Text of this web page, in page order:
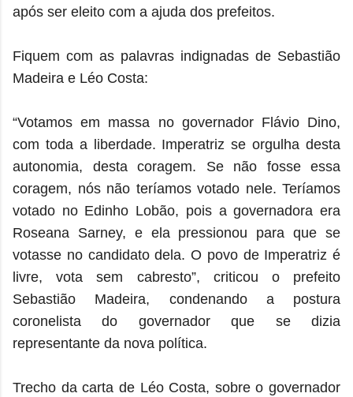
após ser eleito com a ajuda dos prefeitos.
Fiquem com as palavras indignadas de Sebastião
Madeira e Léo Costa:
“Votamos em massa no governador Flávio Dino,
com toda a liberdade. Imperatriz se orgulha desta
autonomia, desta coragem. Se não fosse essa
coragem, nós não teríamos votado nele. Teríamos
votado no Edinho Lobão, pois a governadora era
Roseana Sarney, e ela pressionou para que se
votasse no candidato dela. O povo de Imperatriz é
livre, vota sem cabresto”, criticou o prefeito
Sebastião Madeira, condenando a postura
coronelista do governador que se dizia
representante da nova política.
Trecho da carta de Léo Costa, sobre o governador